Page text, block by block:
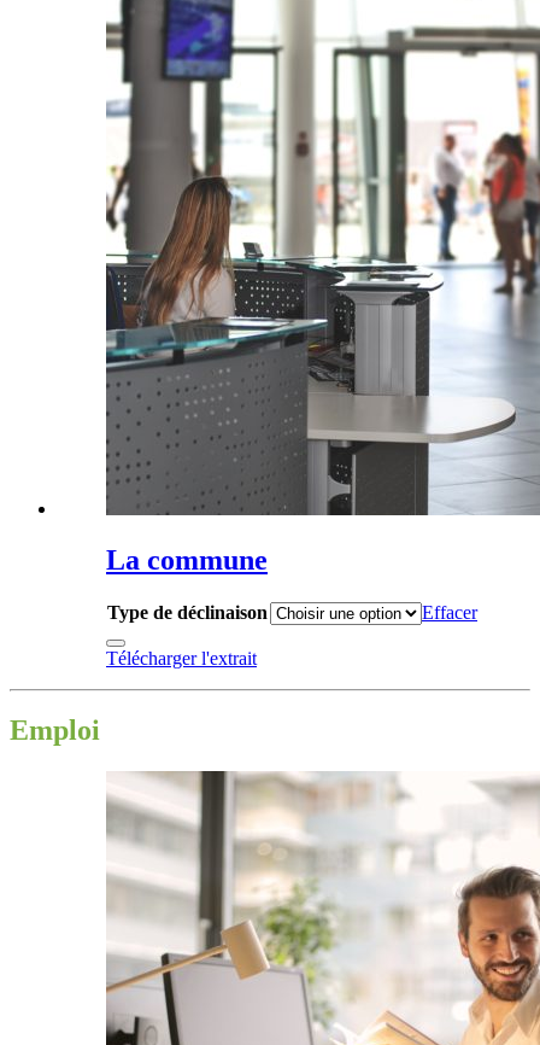
La commune
Type de déclinaison Effacer
Télécharger l'extrait
Emploi